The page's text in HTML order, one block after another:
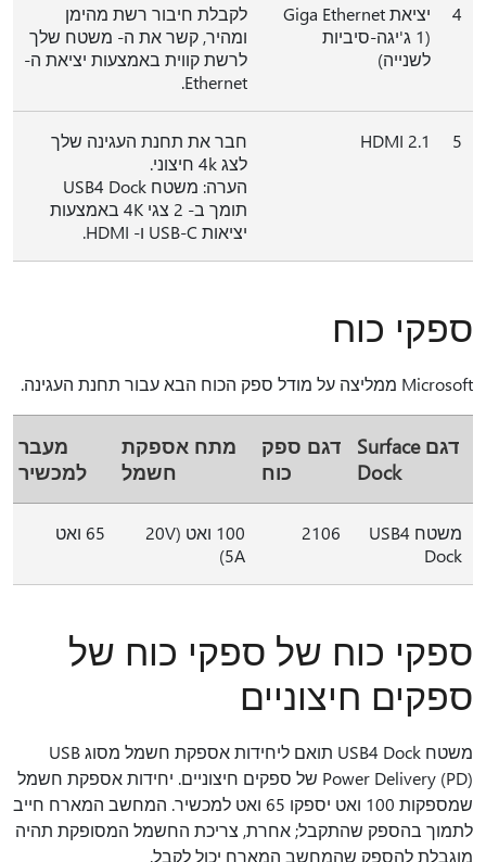
4
יציאת Giga Ethernet
(1 ג'יגה-סיביות
לשנייה)
לקבלת חיבור רשת מהימן
ומהיר, קשר את ה- משטח שלך
לרשת קווית באמצעות יציאת ה-
Ethernet.
5
HDMI 2.1
חבר את תחנת העגינה שלך
לצג 4k חיצוני.
הערה: משטח USB4 Dock
תומך ב- 2 צגי 4K באמצעות
יציאות USB-C ו- HDMI.
ספקי כוח
Microsoft ממליצה על מודל ספק הכוח הבא עבור תחנת העגינה.
דגם Surface
Dock
דגם ספק
כוח
מתח אספקת
חשמל
מעבר
למכשיר
משטח USB4
Dock
2106
100 ואט (20V
5A)
65 ואט
ספקי כוח של ספקי כוח של
ספקים חיצוניים
משטח USB4 Dock תואם ליחידות אספקת חשמל מסוג USB
Power Delivery (PD) של ספקים חיצוניים. יחידות אספקת חשמל
שמספקות 100 ואט יספקו 65 ואט למכשיר. המחשב המארח חייב
לתמוך בהספק שהתקבל; אחרת, צריכת החשמל המסופקת תהיה
מוגבלת להספק שהמחשב המארח יכול לקבל.